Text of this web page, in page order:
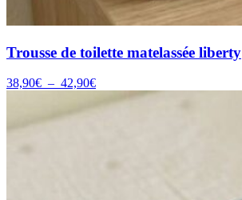
Trousse de toilette matelassée liberty
38,90€ – 42,90€Plage
prix :